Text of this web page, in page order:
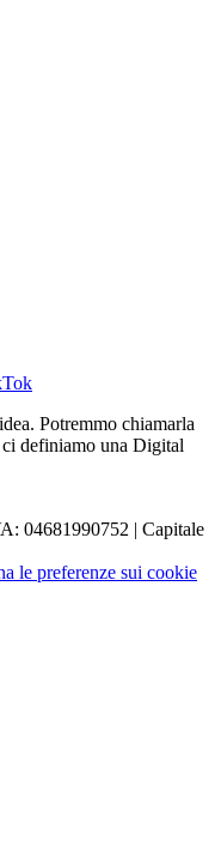
Potremmo chiamarla
definiamo una Digital
04681990752 | Capitale
le preferenze sui cookie